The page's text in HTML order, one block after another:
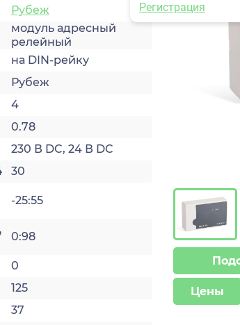
Регистрация
Рубеж
модуль адресный
релейный
на DIN-рейку
Рубеж
4
0.78
230 В DC, 24 В DC
30
-25:55
0:98
0
125
37
Цены